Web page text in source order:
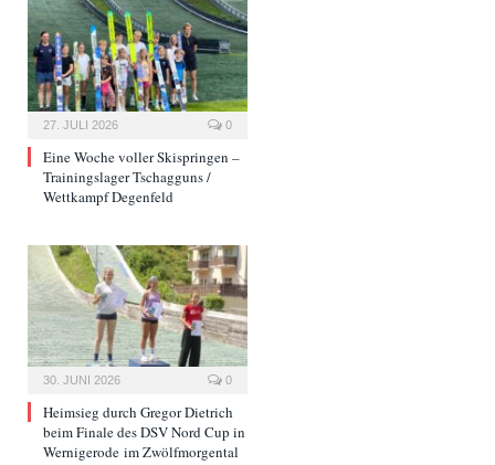
27. JULI 2026 0
Eine Woche voller Skispringen –
Trainingslager Tschagguns /
Wettkampf Degenfeld
30. JUNI 2026 0
Heimsieg durch Gregor Dietrich
beim Finale des DSV Nord Cup in
Wernigerode im Zwölfmorgental